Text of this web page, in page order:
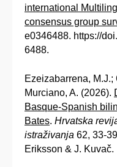
international
consensus group
e0346488. https://
6488.
Ezeizabarrena,
Murciano, A. (2026).
Basque-Spanish
Bates. Hrvatska
istraživanja 62, 33-
Eriksson & J. Kuvač.